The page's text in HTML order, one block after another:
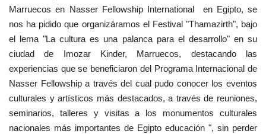
Noticias
Nasser Fellowship para Leadership
Internacional
Nuestras Referencias
Ciudadano Global
Marruecos en Nasser Fellowship International en Egipto, se
nos ha pidido que organizáramos el Festival "Thamazirth", bajo
el lema "La cultura es una palanca para el desarrollo" en su
ciudad de Imozar Kinder, Marruecos, destacando las
experiencias que se beneficiaron del Programa Internacional de
Nasser Fellowship a través del cual pudo conocer los eventos
culturales y artísticos más destacados, a través de reuniones,
seminarios, talleres y visitas a los monumentos culturales
nacionales más importantes de Egipto educación ", sin perder